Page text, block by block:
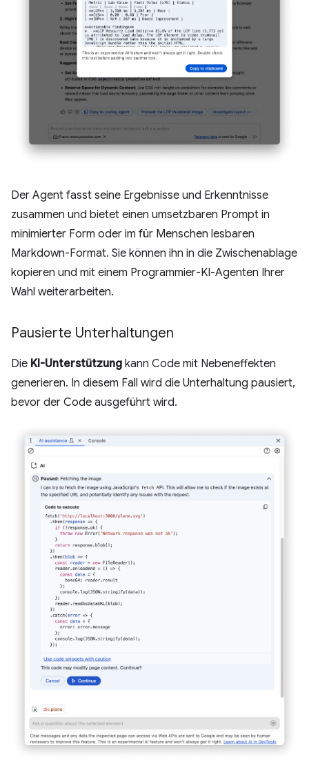
Der Agent fasst seine Ergebnisse und Erkenntnisse
zusammen und bietet einen umsetzbaren Prompt in
minimierter Form oder im für Menschen lesbaren
Markdown-Format. Sie können ihn in die Zwischenablage
kopieren und mit einem Programmier-KI-Agenten Ihrer
Wahl weiterarbeiten.
Pausierte Unterhaltungen
Die KI-Unterstützung kann Code mit Nebeneffekten
generieren. In diesem Fall wird die Unterhaltung pausiert,
bevor der Code ausgeführt wird.